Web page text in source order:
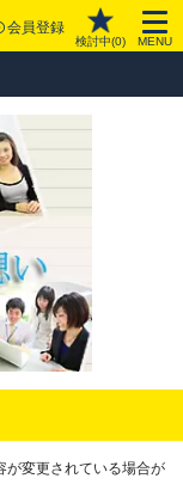
会員登録
検討中(0) MENU
変更されている場合が